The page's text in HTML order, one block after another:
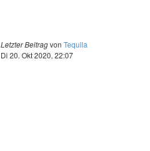
Letzter Beitragvon Tequila
Di 20. Okt 2020, 22:07